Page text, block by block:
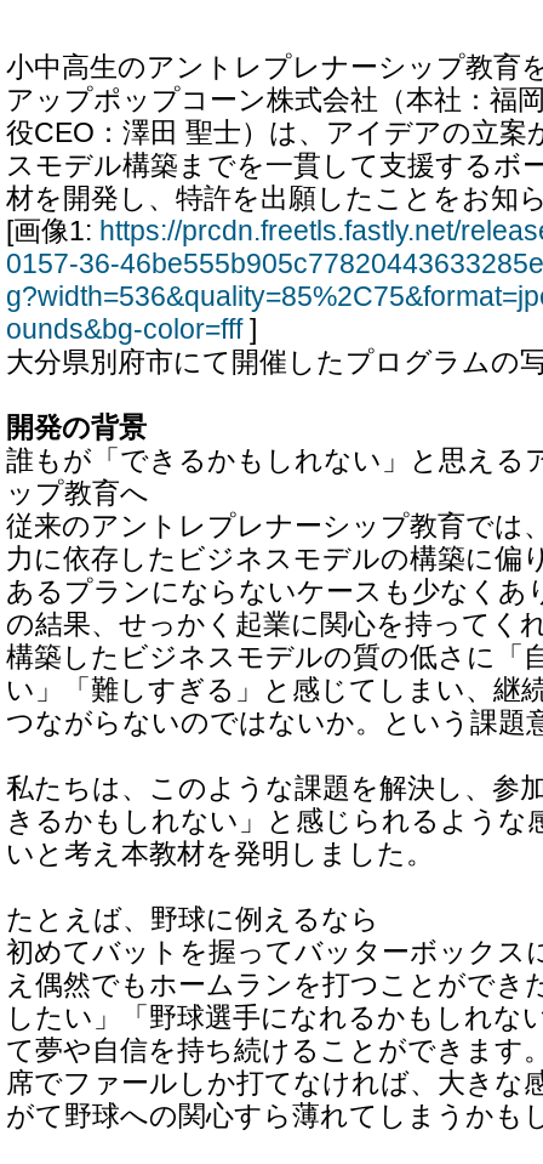
小中高生のアントレプレナーシップ教育
アップポップコーン株式会社（本社：福
役CEO：澤田 聖士）は、アイデアの立案
スモデル構築までを一貫して支援するボ
材を開発し、特許を出願したことをお知
[画像1: https://prcdn.freetls.fastly.net/
0157-36-
ounds&bg-color=fff]
大分県別府市にて開催したプログラムの
開発の背景
誰もが「できるかもしれない」と思える
ップ教育へ
従来のアントレプレナーシップ教育では
力に依存したビジネスモデルの構築に偏
あるプランにならないケースも少なくあ
の結果、せっかく起業に関心を持ってく
構築したビジネスモデルの質の低さに「
い」「難しすぎる」と感じてしまい、継
つながらないのではないか。という課題
私たちは、このような課題を解決し、参
きるかもしれない」と感じられるような
いと考え本教材を発明しました。
たとえば、野球に例えるなら
初めてバットを握ってバッターボックス
え偶然でもホームランを打つことができ
したい」「野球選手になれるかもしれな
て夢や自信を持ち続けることができます
席でファールしか打てなければ、大きな
がて野球への関心すら薄れてしまうかも